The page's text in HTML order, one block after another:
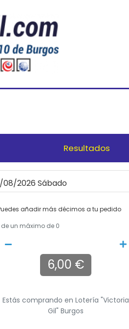
Resultados
2026 Sábado
añadir más décimos a tu pedido
de un máximo de 0
6,00 €
Estás comprando en Lotería "victoria
Gil" Burgos